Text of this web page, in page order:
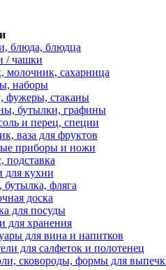
блюда, блюдца
/ чашки
молочник, сахарница
наборы
фужеры, стаканы
бутылки, графины
и перец, специи
ваза для фруктов
приборы и ножи
подставка
для кухни
бутылка, фляга
доска
для посуды
для хранения
для вина и напитков
для салфеток и полотенец
сковороды, формы для